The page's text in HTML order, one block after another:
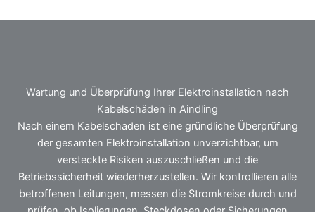
Wartung und Überprüfung Ihrer Elektroinstallation nach
Kabelschäden in Aindling
Nach einem Kabelschaden ist eine gründliche Überprüfung
der gesamten Elektroinstallation unverzichtbar, um
versteckte Risiken auszuschließen und die
Betriebssicherheit wiederherzustellen. Wir kontrollieren alle
betroffenen Leitungen, messen die Stromkreise durch und